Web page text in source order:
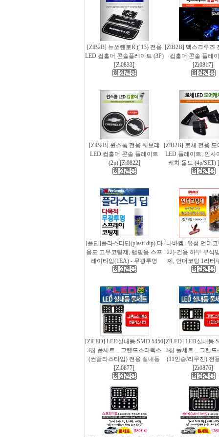
[ZiB2B] 뉴쏘렌토R (`13) 전용
LED 컵홀더 콘솔플레이트 (3P)
[Zi0833]
[ZiB2B] 맥스크루즈
컵홀더 콘솔 플레
[Zi0817]
[ZiB2B] 윈스톰 전용 쉐보레
LED 컵홀더 콘솔 플레이트
(2p) [Zi0822]
[ZiB2B] 로체 전용 도
LED 플레이트, 인사
캐치 몰드 (4p/SET)
[플딥]플라스티딥(plasti dip) 다
용도 고무코팅제, 랩핑용 스프
레이타입(1EA) - 무광투명
[나바켐] 유성 언더
22)-건용 하부 부식
제, 언더코팅 1리터/
[ZiLED] LED실내등 SMD 5450
3칩 풀세트 _ 그랜드스타렉스
(썬글라스타입) 전용 실내등
[Zi0877]
[ZiLED] LED실내등
3칩 풀세트 _ 그랜드
(11인승/리무진) 전
[Zi0876]